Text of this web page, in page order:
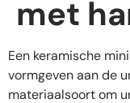
met
Een keramische
vormgeven aan de
materiaalsoort om